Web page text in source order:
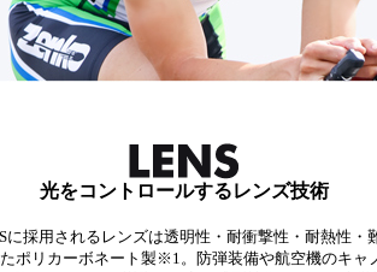
光をコントロールするレンズ技術
に採用されるレンズは透明性・耐衝撃性・耐熱性・
ポリカーボネート製※1。防弾装備や航空機のキャ